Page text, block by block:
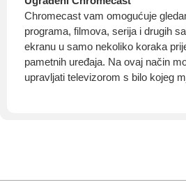
Chromecast vam omogućuje
programa, filmova, serija i drugih
ekranu u samo nekoliko koraka
pametnih uređaja. Na ovaj način
upravljati televizorom s bilo kojeg